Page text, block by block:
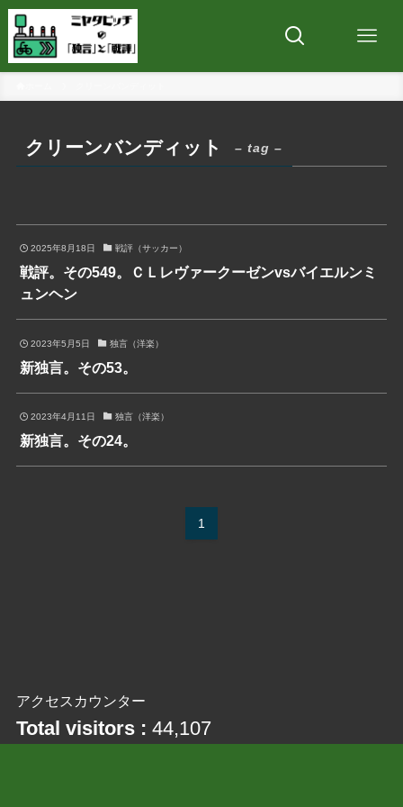
クリーンバンディット – tag –
2025年8月18日 戦評（サッカー）
戦評。その549。ＣＬレヴァークーゼンvsバイエルンミ
ュンヘン
2023年5月5日 独言（洋楽）
新独言。その53。
2023年4月11日 独言（洋楽）
新独言。その24。
1
アクセスカウンター
Total visitors : 44,107